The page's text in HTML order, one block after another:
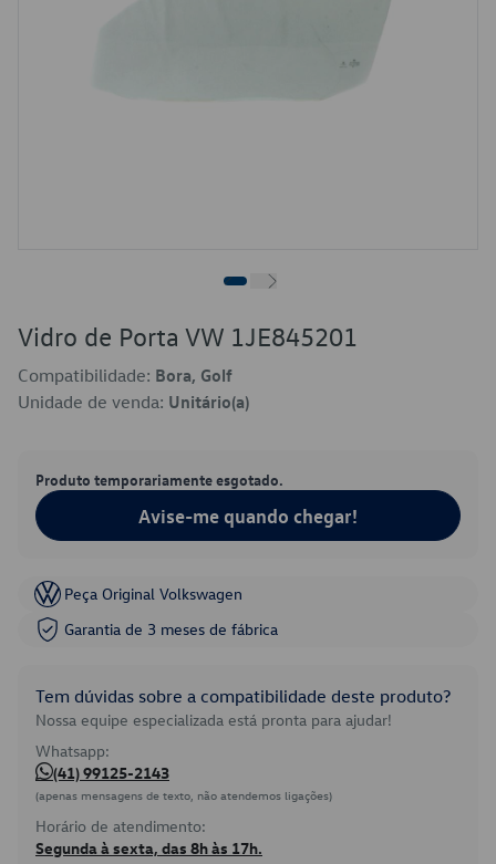
Vidro de Porta VW 1JE845201
Compatibilidade: Bora, Golf
Unidade de venda: Unitário(a)
Produto temporariamente esgotado.
Avise-me quando chegar!
Peça Original Volkswagen
Garantia de 3 meses de fábrica
Tem dúvidas sobre a compatibilidade deste produto?
Nossa equipe especializada está pronta para ajudar!
Whatsapp:
(41) 99125-2143
(apenas mensagens de texto, não atendemos ligações)
Horário de atendimento:
Segunda à sexta, das 8h às 17h.